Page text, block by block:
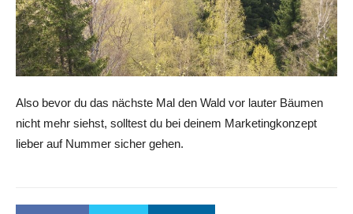
Also bevor du das nächste Mal den Wald vor lauter Bäumen
nicht mehr siehst, solltest du bei deinem Marketingkonzept
lieber auf Nummer sicher gehen.